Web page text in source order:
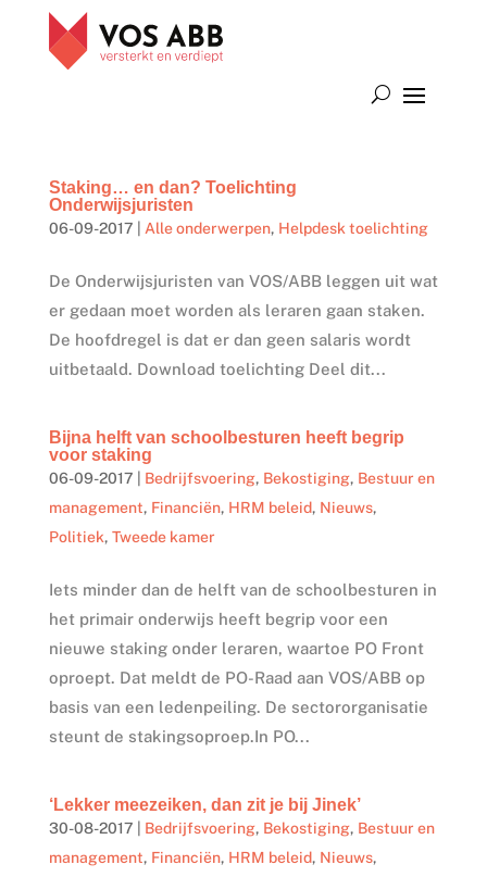
Staking… en dan? Toelichting
Onderwijsjuristen
06-09-2017 Alle onderwerpen, Helpdesk toelichting
De Onderwijsjuristen van VOS/ABB leggen uit wat
er gedaan moet worden als leraren gaan staken.
De hoofdregel is dat er dan geen salaris wordt
uitbetaald. Download toelichting Deel dit...
Bijna helft van schoolbesturen heeft begrip
voor staking
06-09-2017 Bedrijfsvoering, Bekostiging, Bestuur en
management, Financiën, HRM beleid, Nieuws,
Politiek, Tweede kamer
Iets minder dan de helft van de schoolbesturen in
het primair onderwijs heeft begrip voor een
nieuwe staking onder leraren, waartoe PO Front
oproept. Dat meldt de PO-Raad aan VOS/ABB op
basis van een ledenpeiling. De sectororganisatie
steunt de stakingsoproep.In PO...
‘Lekker meezeiken, dan zit je bij Jinek’
30-08-2017 Bedrijfsvoering, Bekostiging, Bestuur en
management, Financiën, HRM beleid, Nieuws,